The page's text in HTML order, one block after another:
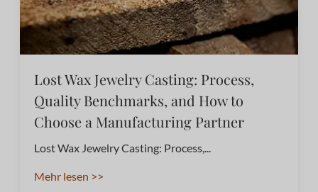
Lost Wax Jewelry Casting: Process,
Quality Benchmarks, and How to
Choose a Manufacturing Partner
Lost Wax Jewelry Casting: Process,...
Mehr lesen >>